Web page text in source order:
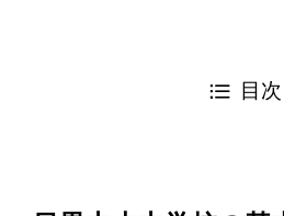
目次